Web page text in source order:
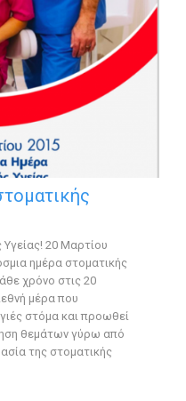
20 Μαρτίου
ημέρα στοματικής
χρόνο στις 20
μέρα που
στόμα και προωθεί
θεμάτων γύρω από
της στοματικής